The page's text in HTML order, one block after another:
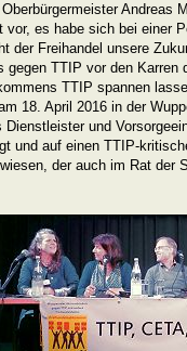
Andreas
vor, es habe sich bei einer
der Freihandel unsere
gegen TTIP vor den Karren
TTIP spannen
18. April 2016 in der
Dienstleister und
und auf einen TTIP-
der auch im Rat der